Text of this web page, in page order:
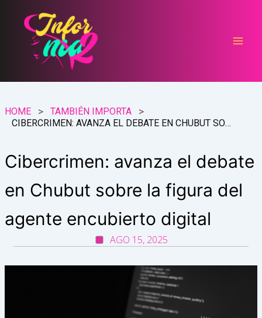
contenido
HOME
TAMBIÉN IMPORTA
CIBERCRIMEN: AVANZA EL DEBATE EN CHUBUT SOBRE LA FIGURA DEL AGENTE ENCUBIERTO DIGITAL
Cibercrimen: avanza el debate
en Chubut sobre la figura del
agente encubierto digital
AGO 15, 2025